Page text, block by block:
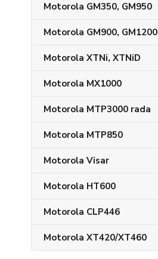
Motorola GM350, GM950
Motorola GM900, GM1200
Motorola XTNi, XTNiD
Motorola MX1000
Motorola MTP3000 rada
Motorola MTP850
Motorola Visar
Motorola HT600
Motorola CLP446
Motorola XT420/XT460